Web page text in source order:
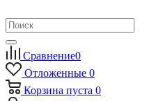
Сравнение0
Отложенные 0
Корзина пуста 0